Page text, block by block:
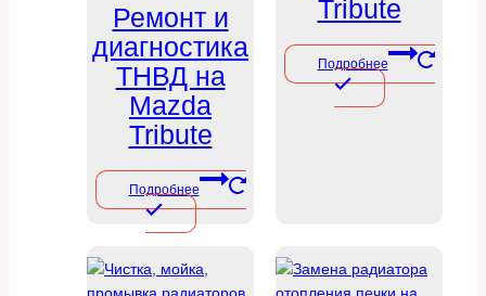
Ремонт и
диагностика
ТНВД на
Mazda
Tribute
Подробнее
Tribute
Подробнее